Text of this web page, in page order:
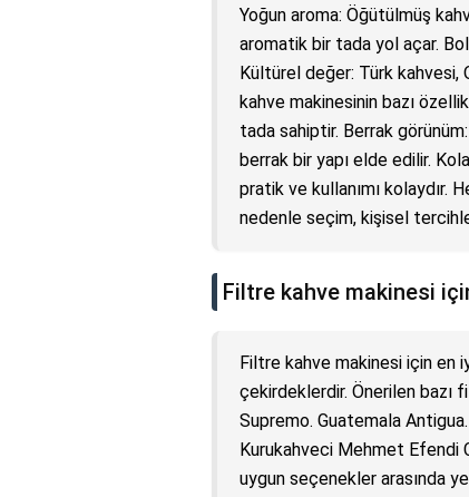
Yoğun aroma: Öğütülmüş
aromatik bir tada yol açar.
Kültürel değer: Türk kahvesi,
kahve makinesinin bazı
tada sahiptir. Berrak
berrak bir yapı elde edilir.
pratik ve kullanımı kolaydır.
nedenle seçim, kişisel
Filtre kahve makinesi
Filtre kahve makinesi için en
çekirdeklerdir. Önerilen bazı
Supremo. Guatemala
Kurukahveci Mehmet Efendi
uygun seçenekler arasında